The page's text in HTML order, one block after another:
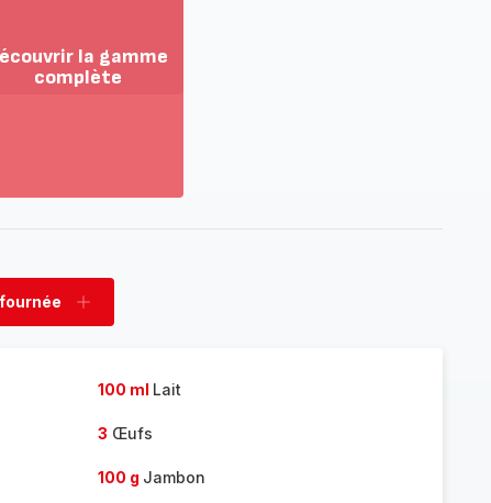
la gamme
complète
fournée
Ajouter
100 ml Lait
3 Œufs
100 g Jambon